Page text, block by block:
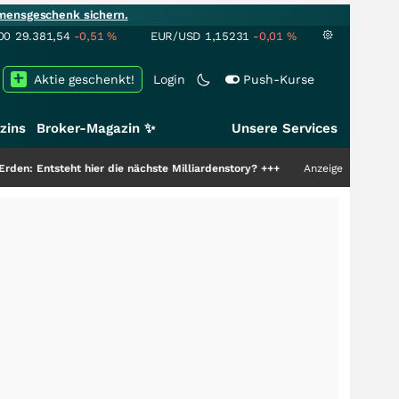
sichern.
29.381,54 -0,51% EUR/USD 1,15231 -0,01 %
Login Push-Kurse
Aktie geschenkt!
Broker-Magazin ✨ Unsere Services
hier die nächste Milliardenstory?+++ Anzeige